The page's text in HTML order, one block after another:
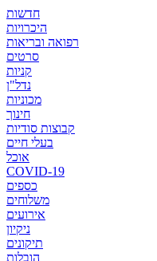
חדשות
היכרויות
רפואה ובריאות
סרטים
קניות
נדל"ן
מכוניות
חינוך
קבוצות סודיות
בעלי חיים
אוכל
COVID-19
כספים
משלוחים
אירועים
ניקיון
תיקונים
הובלות